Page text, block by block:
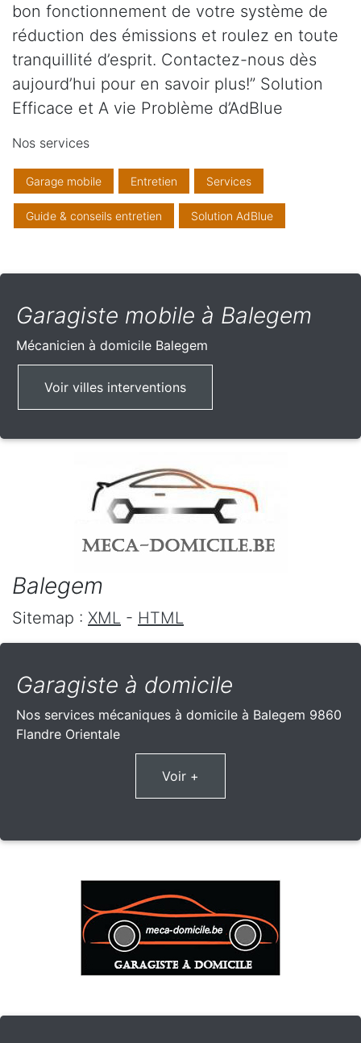
bon fonctionnement de votre système de
réduction des émissions et roulez en toute
tranquillité d’esprit. Contactez-nous dès
aujourd’hui pour en savoir plus!” Solution
Efficace et A vie Problème d’AdBlue
Nos services
Garage mobile Entretien Services
Guide & conseils entretien Solution AdBlue
Garagiste mobile à Balegem
Mécanicien à domicile Balegem
Voir villes interventions
Balegem
Sitemap : XML - HTML
Garagiste à domicile
Nos services mécaniques à domicile à Balegem 9860
Flandre Orientale
Voir +